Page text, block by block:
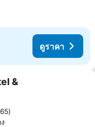
ดูราคา
รโปรด
&